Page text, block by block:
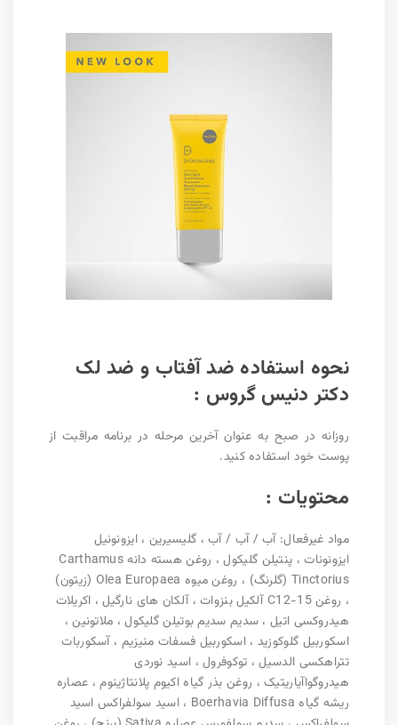
نحوه استفاده ضد آفتاب و ضد لک
دکتر دنیس گروس :
روزانه در صبح به عنوان آخرین مرحله در برنامه مراقبت از
پوست خود استفاده کنید.
محتویات :
مواد غیرفعال: آب / آب / آب ، گلیسیرین ، ایزونونیل
ایزونونات ، پنتیلن گلیکول ، روغن هسته دانه Carthamus
Tinctorius (گلرنگ) ، روغن میوه Olea Europaea (زیتون)
، روغن C12-15 آلکیل بنزوات ، آلکان های نارگیل ، اکریلات
هیدروکسی اتیل ، سدیم سدیم بوتیلن گلیکول ، ملاتونین ،
اسکوربیل گلوکوزید ، اسکوربیل فسفات منیزیم ، آسکوربات
تتراهکسی الدسیل ، توکوفرول ، اسید نوردی
هیدروگواآیاریتیک ، روغن بذر گیاه اکیوم پلانتاژینوم ، عصاره
ریشه گیاه Boerhavia Diffusa ، اسید سولفراکس اسید